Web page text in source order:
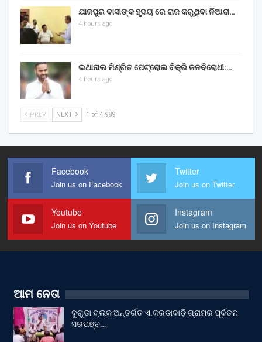
ଯାଜପୁର ବାସୀଙ୍କ ହୃଦୟ ରେ ରାଜ କରୁଥିବା ନିଆରା…
4 hours ago
ଇଥାନାଲ ମିଶ୍ରିତ ପେଟ୍ରୋଲ ବିକ୍ରି ଜନବିରୋଧୀ:…
4 hours ago
PREV NEXT 1 of 4,989
Facebook
Join us on Facebook
Twitter
Join us on Twitter
Youtube
Join us on Youtube
Instagram
Join us on Instagram
ଆମ ନେତା
ବୁଗୁଡା ବ୍ଲକ ଅନ୍ତର୍ଗତ ଏ.କରଡାବାଡ଼ି ଗ୍ରାମର ପୂର୍ବତନ
ସରପଞ୍ଚ…